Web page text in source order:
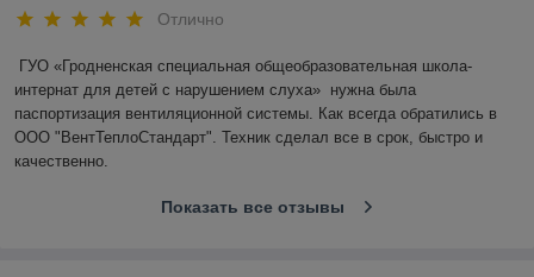
Отлично
ГУО «Гродненская специальная общеобразовательная школа-
интернат для детей с нарушением слуха»  нужна была
паспортизация вентиляционной системы. Как всегда обратились в
ООО "ВентТеплоСтандарт". Техник сделал все в срок, быстро и
качественно.
Показать все отзывы